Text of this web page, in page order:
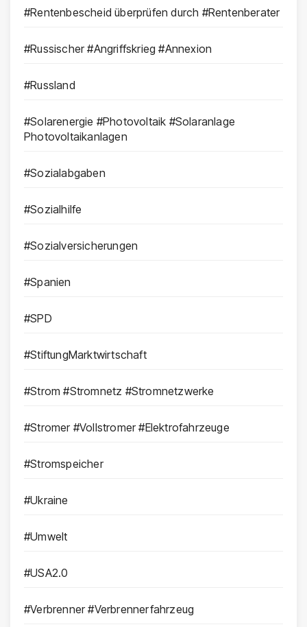
#Rentenbescheid überprüfen durch #Rentenberater
#Russischer #Angriffskrieg #Annexion
#Russland
#Solarenergie #Photovoltaik #Solaranlage
Photovoltaikanlagen
#Sozialabgaben
#Sozialhilfe
#Sozialversicherungen
#Spanien
#SPD
#StiftungMarktwirtschaft
#Strom #Stromnetz #Stromnetzwerke
#Stromer #Vollstromer #Elektrofahrzeuge
#Stromspeicher
#Ukraine
#Umwelt
#USA2.0
#Verbrenner #Verbrennerfahrzeug